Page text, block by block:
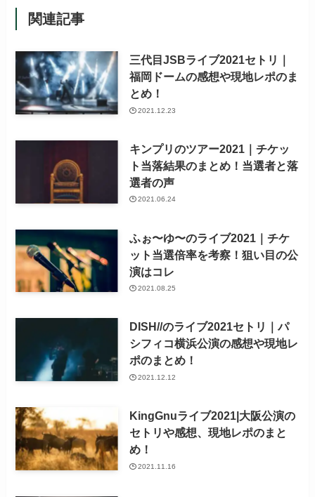
関連記事
三代目JSBライブ2021セトリ｜
福岡ドームの感想や現地レポのま
とめ！
2021.12.23
キンプリのツアー2021｜チケッ
ト当落結果のまとめ！当選者と落
選者の声
2021.06.24
ふぉ〜ゆ〜のライブ2021｜チケ
ット当選倍率を考察！狙い目の公
演はコレ
2021.08.25
DISH//のライブ2021セトリ｜パ
シフィコ横浜公演の感想や現地レ
ポのまとめ！
2021.12.12
KingGnuライブ2021|大阪公演の
セトリや感想、現地レポのまと
め！
2021.11.16